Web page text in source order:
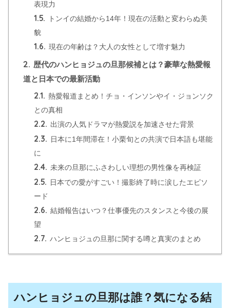
表現力
1.5.
トンイの結婚から14年！現在の活動と変わらぬ美
貌
1.6. 現在の年齢は？大人の女性として増す魅力
2. 歴代のハンヒョジュの旦那候補とは？豪華な熱愛報
道と日本での最新活動
2.1. 熱愛報道まとめ！チョ・インソンやイ・ジョンソク
との真相
2.2. 出演の人気ドラマが熱愛説を加速させた背景
2.3. 日本に1年間滞在！小栗旬との共演で日本語も堪能
に
2.4. 未来の旦那にふさわしい理想の男性像を再検証
2.5. 日本での愛がすごい！撮影終了時に涙したエピソ
ード
2.6. 結婚報告はいつ？仕事優先のスタンスと今後の展
望
2.7. ハンヒョジュの旦那に関する噂と真実のまとめ
ハンヒョジュの旦那は誰？気になる結